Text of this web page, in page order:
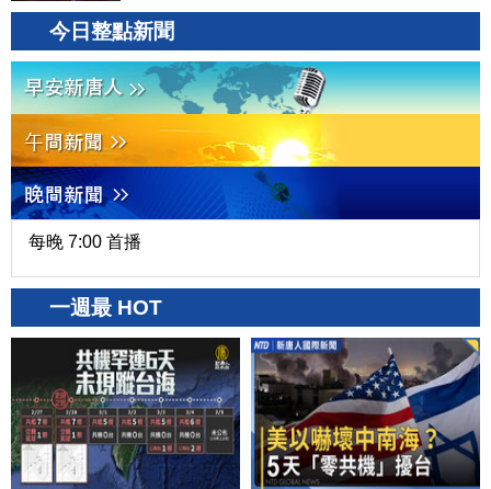
今日整點新聞
每晚 7:00 首播
一週最 HOT